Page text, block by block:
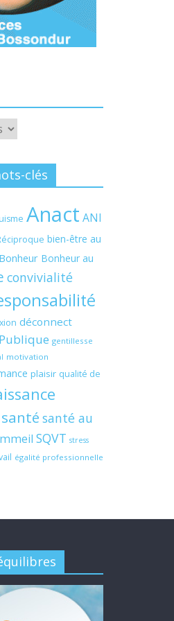
clés
Anact ANI
bien-être au
Bonheur Bonheur au
convivialité
déconnect
gentillesse
motivation
plaisir qualité de
santé santé au
SQVT stress
égalité professionnelle